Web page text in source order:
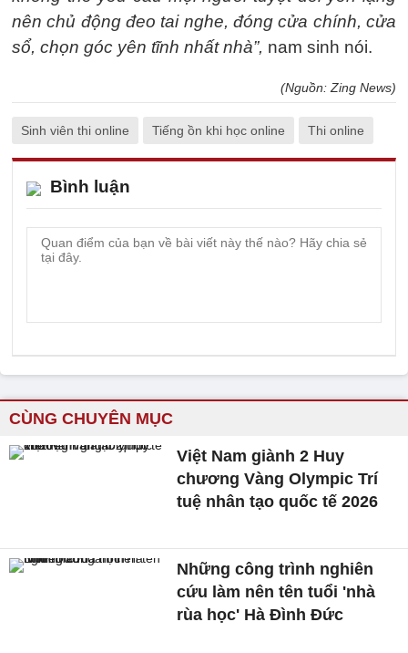
nên chủ động đeo tai nghe, đóng cửa chính, cửa
sổ, chọn góc yên tĩnh nhất nhà”, nam sinh nói.
(Nguồn: Zing News)
Sinh viên thi online Tiếng ồn khi học online Thi online
Bình luận
CÙNG CHUYÊN MỤC
Việt Nam giành 2 Huy
chương Vàng Olympic Trí
tuệ nhân tạo quốc tế 2026
Những công trình nghiên
cứu làm nên tên tuổi 'nhà
rùa học' Hà Đình Đức